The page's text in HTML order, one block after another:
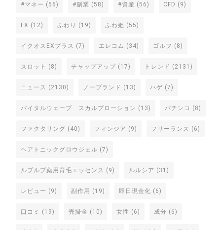
#マネー (56) #副業 (58) #資産 (56) CFD (9)
FX (12) ふわり (19) ふわ姫 (55)
イクオスEXプラス (7) エレコム (34) ゴルフ (8)
スロット (8) チャップアップ (17) トレンド (2131)
ニュース (2130) ノーブランド (13) ハゲ (7)
バイタルウェーブ スカルプローション (13) パチンコ (8)
ファクタリング (40) フィンジア (9) フリーランス (6)
ヘアトニックグロウジェル (7)
ルプルプ薬用育毛エッセンス (9) ルルシア (31)
レビュー (9) 副作用 (19) 即日現金化 (6)
口コミ (19) 売掛金 (10) 女性 (6) 成分 (6)